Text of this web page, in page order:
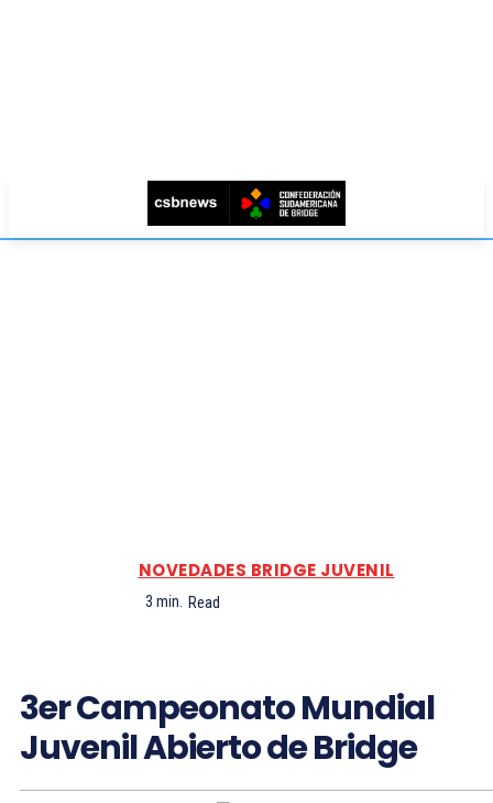
NOVEDADES BRIDGE JUVENIL
3 min. Read
3er Campeonato Mundial
Juvenil Abierto de Bridge